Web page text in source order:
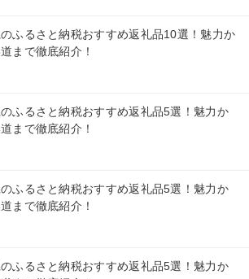
ふるさと納税おすすめ返礼品10選！魅力か
まで徹底紹介！
ふるさと納税おすすめ返礼品5選！魅力か
まで徹底紹介！
ふるさと納税おすすめ返礼品5選！魅力か
まで徹底紹介！
ふるさと納税おすすめ返礼品5選！魅力か